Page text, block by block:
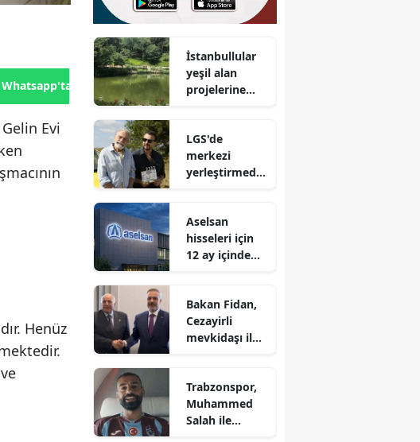
Whatsapp'tan Gönder
Evi
Henüz
İstanbullular
yeşil alan
projelerine
LGS'de
merkezi
yerleştirmede
belirlendi
Aselsan
hisseleri için
12 ay içinde
neler olabilir?
Bakan Fidan,
Cezayirli
mevkidaşı ile
Trabzonspor,
Muhammed
Salah ile